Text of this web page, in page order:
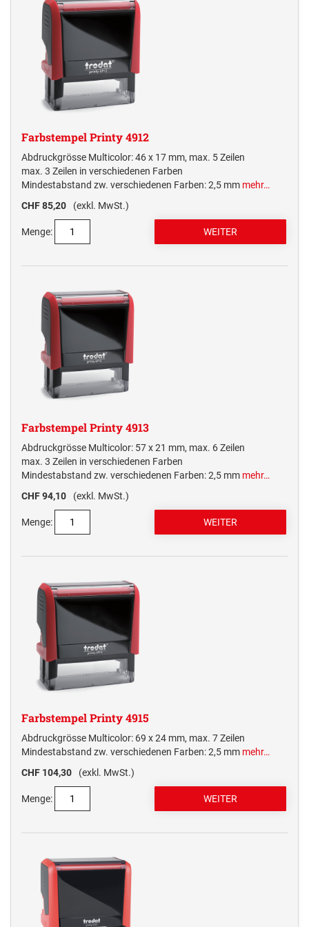
MULTICOLOR SWOP-PADS PRINTY LINE
MULTICOLOR SWOP-PADS PROFESSIONAL LINE
TRODAT EDY® FIX DINOSAURIER UND
TRODAT EDY® FLEX
TRODAT EDY® ERSATZKISSEN
Numeroteure + passende Ersatzkissen
NUMEROTEURE REINER
ERSATZKISSEN REINER HANDSTEMPEL
Elektrostempel Kennzeichnungsgeräte + passendes Zubehör
ELEKTROSTEMPEL &
KENNZEICHNUNGSGERÄTE REINER
ELEKTROSTEMPEL REINER
Ersatzkissen / Stempelkissen
AUSTAUSCHKISSEN TRODAT
Professional Line
ERSATZKISSEN FÜR TASCHENSTEMPEL
STEMPELKISSEN
Farbstempel Printy 4912
Abdruckgrösse Multicolor: 46 x 17 mm, max. 5 Zeilen
max. 3 Zeilen in verschiedenen Farben
Mindestabstand zw. verschiedenen Farben: 2,5 mm mehr…
CHF 85,20
(exkl. MwSt.)
Menge:
Farbstempel Printy 4913
Abdruckgrösse Multicolor: 57 x 21 mm, max. 6 Zeilen
max. 3 Zeilen in verschiedenen Farben
Mindestabstand zw. verschiedenen Farben: 2,5 mm mehr…
CHF 94,10
(exkl. MwSt.)
Menge:
Farbstempel Printy 4915
Abdruckgrösse Multicolor: 69 x 24 mm, max. 7 Zeilen
Mindestabstand zw. verschiedenen Farben: 2,5 mm mehr…
CHF 104,30
(exkl. MwSt.)
Menge: